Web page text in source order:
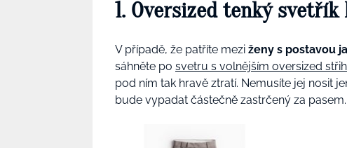
1. Oversized tenký
V případě, že patříte mezi ženy s postavou
sáhněte po svetru s volnějším oversized
pod ním tak hravě ztratí. Nemusíte jej nosit
bude vypadat částečně zastrčený za pasem.